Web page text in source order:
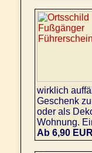
wirklich
Geschenk
oder als
Wohnung.
Ab 6,90